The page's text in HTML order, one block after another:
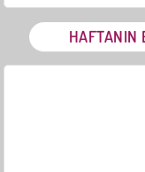
HAFTANIN